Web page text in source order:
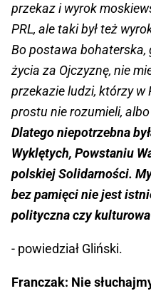
przekaz i wyrok
PRL, ale taki był też
Bo postawa
życia za Ojczyznę, nie
przekazie ludzi, którzy
prostu nie rozumieli,
Dlatego niepotrzebna
Wyklętych, Powstaniu
polskiej Solidarności.
bez pamięci nie jest
polityczna czy kulturowa
- powiedział Gliński.
Franczak: Nie